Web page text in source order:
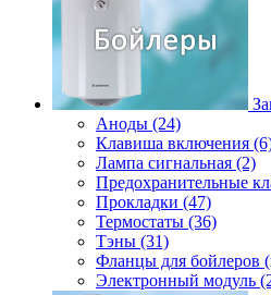
Аноды (24)
Клавиша включения
Лампа сигнальная (2)
Предохранительные
Прокладки (47)
Термостаты (36)
Тэны (31)
Фланцы для бойлеров
Электронный модуль